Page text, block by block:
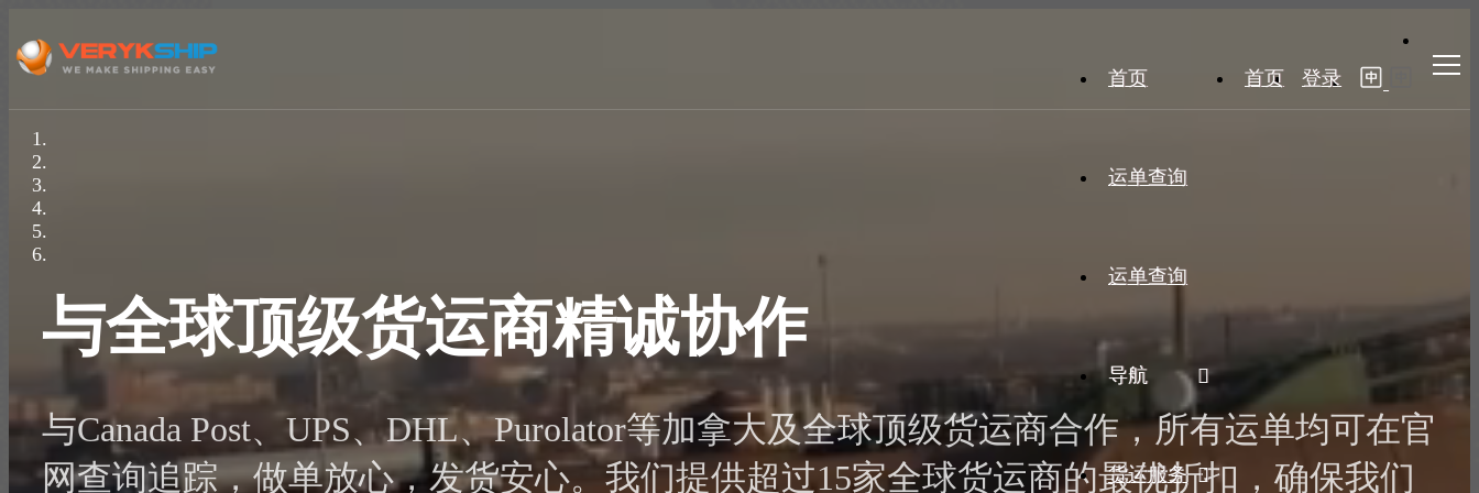
首页 登录
首页
运单查询
运单查询
导航
货运服务
与全球顶级货运商精诚协作
与Canada Post、UPS、DHL、Purolator等加拿大及全球顶级货运商合作，所有运单均可在官
网查询追踪，做单放心，发货安心。我们提供超过15家全球货运商的最优折扣，确保我们